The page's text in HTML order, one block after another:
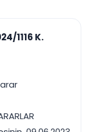
takibi
bir arada.
Başlayın
1116 K.